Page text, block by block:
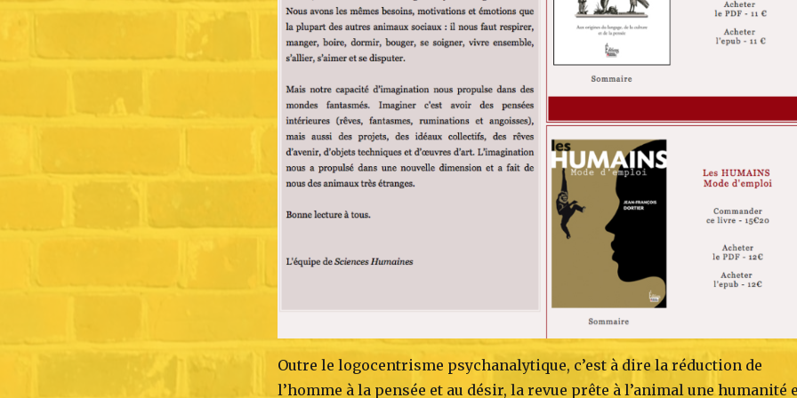
Outre le logocentrisme psychanalytique, c’est à dire la réduction de
l’homme à la pensée et au désir, la revue prête à l’animal une humanité